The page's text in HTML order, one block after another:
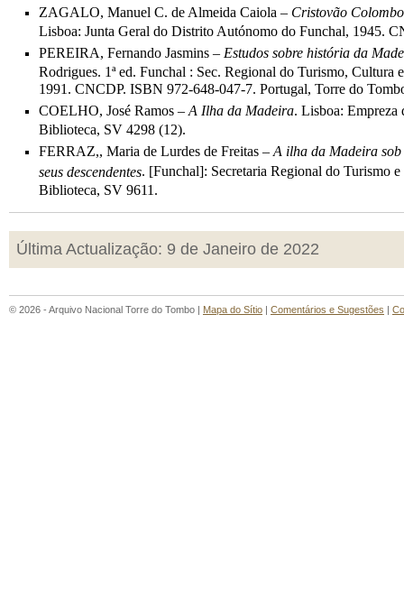
ZAGALO, Manuel C. de Almeida Caiola – Cristovão
Lisboa: Junta Geral do Distrito Autónomo do Funchal, 1945.
PEREIRA, Fernando Jasmins – Estudos sobre história da
Rodrigues. 1ª ed. Funchal : Sec. Regional do Turismo,
1991. CNCDP. ISBN 972-648-047-7. Portugal, Torre do
COELHO, José Ramos – A Ilha da Madeira. Lisboa: Empreza
Biblioteca, SV 4298 (12).
FERRAZ,, Maria de Lurdes de Freitas – A ilha da Madeira
seus descendentes. [Funchal]: Secretaria Regional do Turismo
Biblioteca, SV 9611.
Última Actualização: 9 de Janeiro de 2022
© 2026 - Arquivo Nacional Torre do Tombo | Mapa do Sítio | Comentários e Sugestões |